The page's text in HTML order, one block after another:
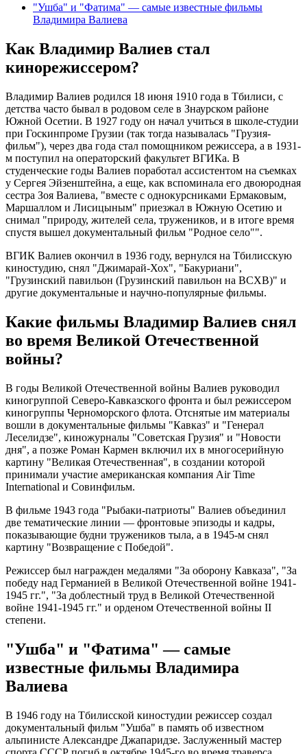
"Ушба" и "Фатима" — самые известные фильмы
Владимира Валиева
Как Владимир Валиев стал
кинорежиссером?
Владимир Валиев родился 18 июня 1910 года в Тбилиси, с
детства часто бывал в родовом селе в Знаурском районе
Южной Осетии. В 1927 году он начал учиться в школе-студии
при Госкинпроме Грузии (так тогда называлась "Грузия-
фильм"), через два года стал помощником режиссера, а в 1931-
м поступил на операторский факультет ВГИКа. В
студенческие годы Валиев поработал ассистентом на съемках
у Сергея Эйзенштейна, а еще, как вспоминала его двоюродная
сестра Зоя Валиева, "вместе с однокурсниками Ермаковым,
Маршаллом и Лисицыным" приезжал в Южную Осетию и
снимал "природу, жителей села, тружеников, и в итоге время
спустя вышел документальный фильм "Родное село"".
ВГИК Валиев окончил в 1936 году, вернулся на Тбилисскую
киностудию, снял "Джимарай-Хох", "Бакуриани",
"Грузинский павильон (Грузинский павильон на ВСХВ)" и
другие документальные и научно-популярные фильмы.
Какие фильмы Владимир Валиев снял
во время Великой Отечественной
войны?
В годы Великой Отечественной войны Валиев руководил
киногруппой Северо-Кавказского фронта и был режиссером
киногруппы Черноморского флота. Отснятые им материалы
вошли в документальные фильмы "Кавказ" и "Генерал
Леселидзе", киножурналы "Советская Грузия" и "Новости
дня", а позже Роман Кармен включил их в многосерийную
картину "Великая Отечественная", в создании которой
принимали участие американская компания Air Time
International и Совинфильм.
В фильме 1943 года "Рыбаки-патриоты" Валиев объединил
две тематические линии — фронтовые эпизоды и кадры,
показывающие будни тружеников тыла, а в 1945-м снял
картину "Возвращение с Победой".
Режиссер был награжден медалями "За оборону Кавказа", "За
победу над Германией в Великой Отечественной войне 1941-
1945 гг.", "За доблестный труд в Великой Отечественной
войне 1941-1945 гг." и орденом Отечественной войны II
степени.
"Ушба" и "Фатима" — самые
известные фильмы Владимира
Валиева
В 1946 году на Тбилисской киностудии режиссер создал
документальный фильм "Ушба" в память об известном
альпинисте Александре Джапаридзе. Заслуженный мастер